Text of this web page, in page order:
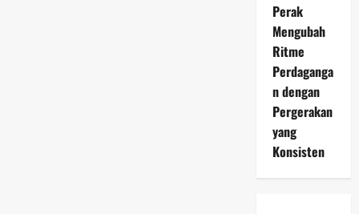
Perak
Mengubah
Ritme
Perdaganga
n dengan
Pergerakan
yang
Konsisten